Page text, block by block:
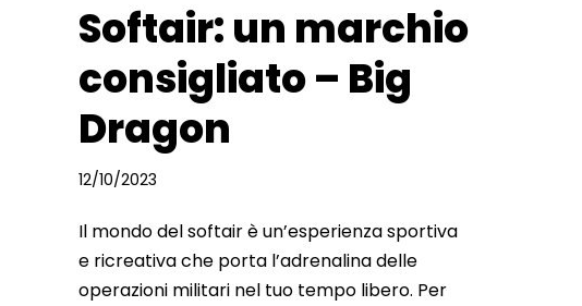
Softair: un marchio
consigliato – Big
Dragon
12/10/2023
Il mondo del softair è un’esperienza sportiva
e ricreativa che porta l’adrenalina delle
operazioni militari nel tuo tempo libero. Per